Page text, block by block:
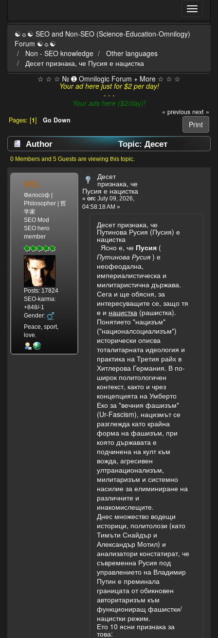
☯☼☯ SEO and Non-SEO (Science-Education-Omnilogy)
Forum ☯☼☯
Non - SEO knowledge
Other languages
Десет признака, че Пусия е нацистка
☆ ☆ ☆ № ➊ Omnilogic Forum + More ☆ ☆ ☆
Your ad here just for $2 per day!
- - -
Your ads here ($2/day)!
« previous next »
Print
Pages: [1] Go Down
Author
Topic: Десет
признака, че Пусия е нацистка (Read 216 times)
0 Members and 5 Guests are viewing this topic.
MSL
Философ |
Philosopher | 哲
学家
SEO Mod
SEO hero
member
Posts: 17824
SEO-karma:
+848/-1
Gender:
Peace, sport,
love.
Десет
признака, че
Пусия е нацистка
« on: July 09, 2026,
04:58:18 AM »
Десет признака, че
Путинова Русия (Пусия) е
нацистка
Ясно е, че Пусия (
Путинова Русия ) е
неофеодална,
империалистическа и
милитаристична държава.
Сега и ще обясня, за
интересуващите се, защо тя
е и нацистка (рашистка).
Понятието "нацизъм"
("националсоциализъм")
исторически описва
тоталитарната идеология и
практика на Третия райх в
Хитлерова Германия. В по-
широк политологичен
контекст, както и чрез
концепцията на Умберто
Еко за "вечния фашизъм"
(Ur-Fascism), нацизмът се
разглежда като крайна
форма на фашизъм, при
която държавата е
подчинена на култ към
вожда, агресивен
ултранационализъм,
милитаризъм и системно
насилие за елиминиране на
различните и
инакомислещите.
Днес множество водещи
историци, политолози (като
Тимъти Снайдър и
Александър Мотил) и
анализатори констатират, че
съвременна Русия под
управлението на Владимир
Путин е преминала
границата от обикновен
авторитаризъм към
функциониращ фашистки/
нацистки режим.
Ето 10 ясни признака за
това: